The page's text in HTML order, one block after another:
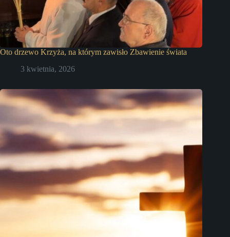
Oto drzewo Krzyża, na którym zawisło Zbawienie świata
3 kwietnia, 2026